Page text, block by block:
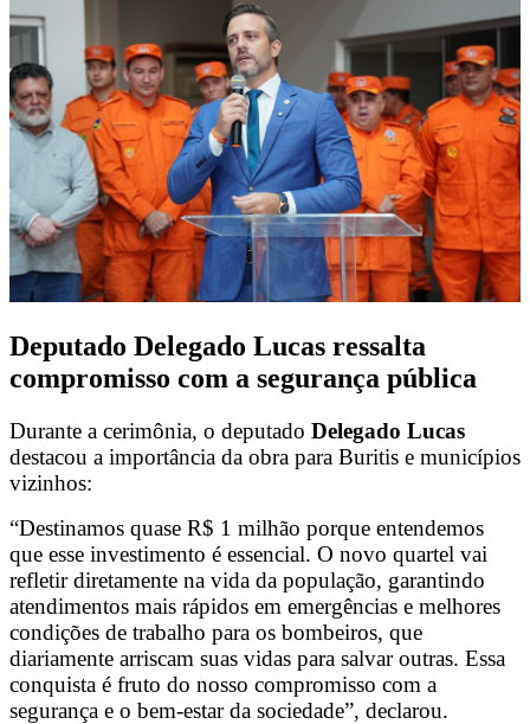
Deputado Delegado Lucas ressalta
compromisso com a segurança pública
Durante a cerimônia, o deputado Delegado Lucas
destacou a importância da obra para Buritis e municípios
vizinhos:
“Destinamos quase R$ 1 milhão porque entendemos
que esse investimento é essencial. O novo quartel vai
refletir diretamente na vida da população, garantindo
atendimentos mais rápidos em emergências e melhores
condições de trabalho para os bombeiros, que
diariamente arriscam suas vidas para salvar outras. Essa
conquista é fruto do nosso compromisso com a
segurança e o bem-estar da sociedade”, declarou.